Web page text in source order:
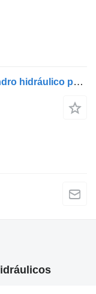
Zepro FM (01.05-01.14) 73184TL cilindro hidráulico para Volvo FM7-FM12, FM, FMX (1998-2014) cabeza tractora